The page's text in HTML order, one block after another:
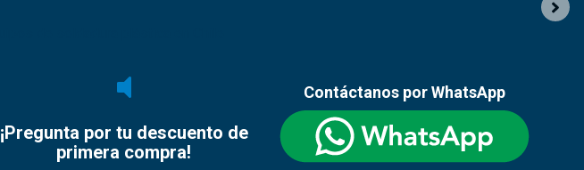
¡Pregunta por tu descuento de
primera compra!
Contáctanos por WhatsApp